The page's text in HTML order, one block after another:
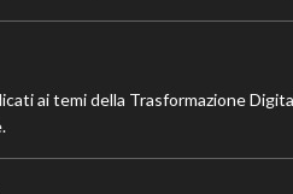
ai temi della Trasformazione